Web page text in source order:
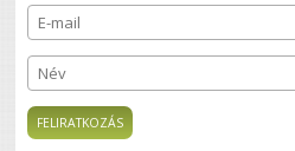
E-mail*
Név